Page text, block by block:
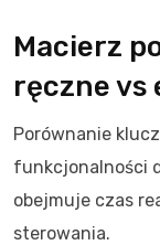
Macierz
ręczne vs
Porównanie
funkcjonalności
obejmuje czas
sterowania.